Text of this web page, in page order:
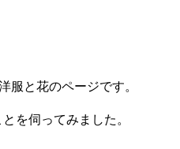
服と花のページです。
を伺ってみました。